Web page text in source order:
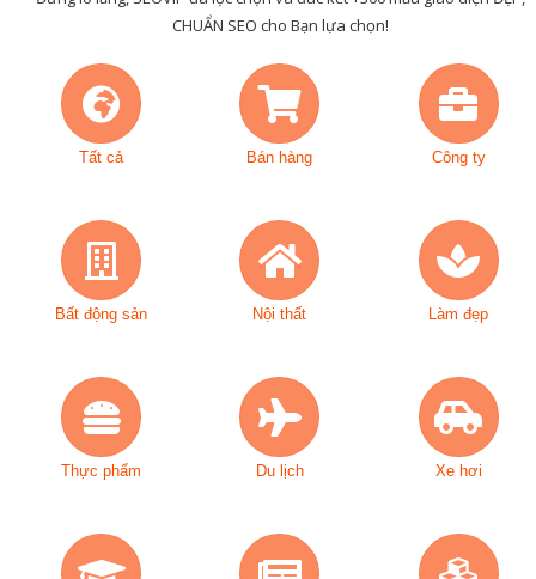
CHUẨN SEO cho Bạn lựa chọn!
Tất cả Bán hàng Công ty
Bất động sản Nội thất Làm đẹp
Thực phẩm Du lịch Xe hơi